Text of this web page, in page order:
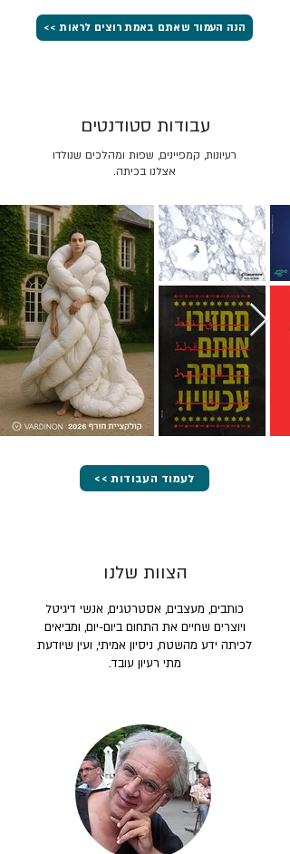
הנה העמוד שאתם באמת רוצים לראות >>
רעיונות, קמפיינים, שפות ומהלכים שנולדו
אצלנו בכיתה.
עבודות סטודנטים
<< לעמוד העבודות
הצוות שלנו
כותבים, מעצבים, אסטרטגים, אנשי דיגיטל
ויוצרים שחיים את התחום ביום-יום, ומביאים
לכיתה ידע מהשטח, ניסיון אמיתי, ועין שיודעת
מתי רעיון עובד.